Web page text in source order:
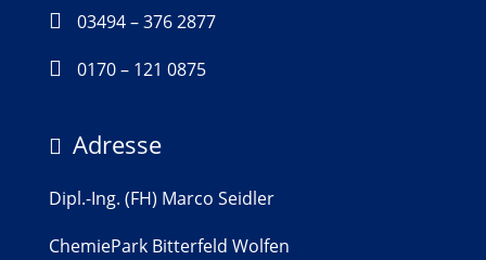

03494 – 376 2877

0170 – 121 0875
 Adresse
Dipl.-Ing. (FH) Marco Seidler
ChemiePark Bitterfeld Wolfen